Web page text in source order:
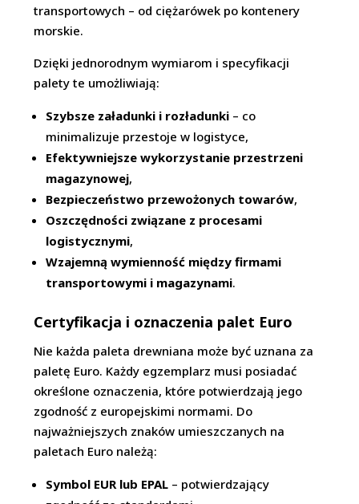
transportowych – od ciężarówek po kontenery
morskie.
Dzięki jednorodnym wymiarom i specyfikacji
palety te umożliwiają:
Szybsze załadunki i rozładunki – co
minimalizuje przestoje w logistyce,
Efektywniejsze wykorzystanie przestrzeni
magazynowej,
Bezpieczeństwo przewożonych towarów,
Oszczędności związane z procesami
logistycznymi,
Wzajemną wymienność między firmami
transportowymi i magazynami.
Certyfikacja i oznaczenia palet Euro
Nie każda paleta drewniana może być uznana za
paletę Euro. Każdy egzemplarz musi posiadać
określone oznaczenia, które potwierdzają jego
zgodność z europejskimi normami. Do
najważniejszych znaków umieszczanych na
paletach Euro należą:
Symbol EUR lub EPAL – potwierdzający